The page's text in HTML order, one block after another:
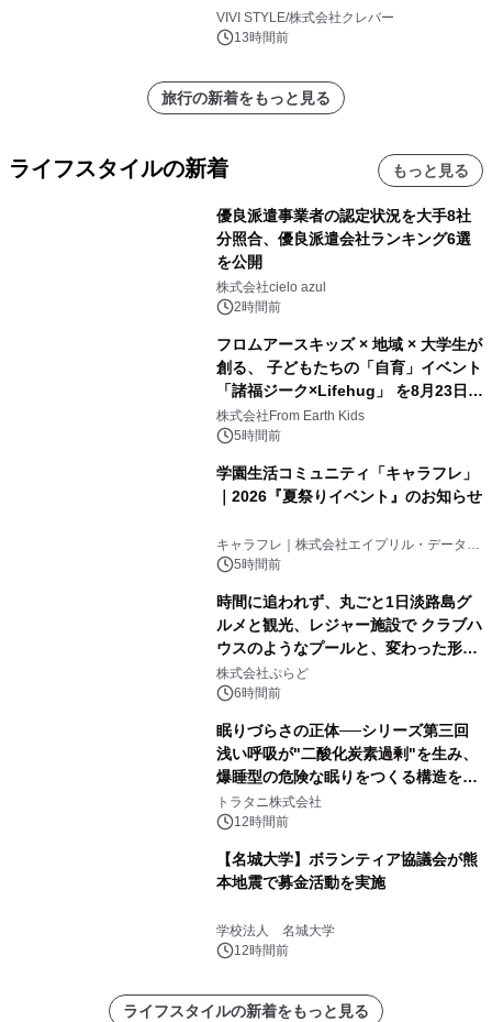
VIVI STYLE/株式会社クレバー
13時間前
旅行の新着をもっと見る
ライフスタイルの新着 もっと見る
優良派遣事業者の認定状況を大手8社
分照合、優良派遣会社ランキング6選
を公開
株式会社cielo azul
2時間前
フロムアースキッズ × 地域 × 大学生が
創る、 子どもたちの「自育」イベント
「諸福ジーク×Lifehug」 を8月23日
(日)開催
株式会社From Earth Kids
5時間前
学園生活コミュニティ「キャラフレ」
｜2026『夏祭りイベント』のお知らせ
キャラフレ｜株式会社エイプリル・データ・
デザインズ
5時間前
時間に追われず、丸ごと1日淡路島グ
ルメと観光、レジャー施設で クラブハ
ウスのようなプールと、変わった形の
サウナも 「THE BOXY AWAJI」のお
得な素泊まり連泊プランで
株式会社ぷらど
6時間前
眠りづらさの正体──シリーズ第三回
浅い呼吸が"二酸化炭素過剰"を生み、
爆睡型の危険な眠りをつくる構造を解
説
トラタニ株式会社
12時間前
【名城大学】ボランティア協議会が熊
本地震で募金活動を実施
学校法人 名城大学
12時間前
ライフスタイルの新着をもっと見る